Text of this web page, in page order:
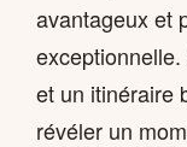
avantageux et
et un itinéraire
révéler un